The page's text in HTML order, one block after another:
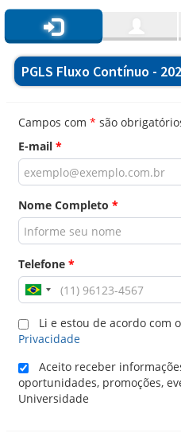
PGLS Fluxo Contínuo -
Campos com * são
E-mail *
Nome Completo *
Telefone *
Li e estou de acordo com o
Privacidade
Aceito receber
oportunidades, promoções,
Universidade